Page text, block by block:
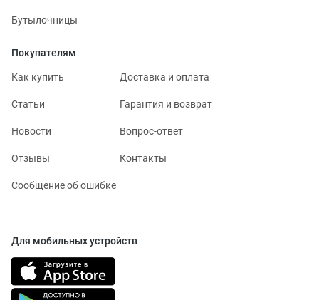
Бутылочницы
Покупателям
Как купить Доставка и оплата
Статьи Гарантия и возврат
Новости Вопрос-ответ
Отзывы Контакты
Сообщение об ошибке
Для мобильных устройств